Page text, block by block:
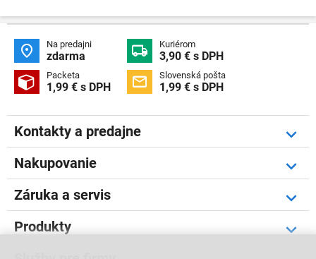
 Na predajni
zdarma  Kuriérom
3,90 € s DPH
 Packeta
1,99 € s DPH  Slovenská pošta
1,99 € s DPH
Kontakty a predajne
Nakupovanie
Záruka a servis
Produkty